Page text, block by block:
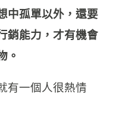
中孤單以外，還要
銷能力，才有機會
。
有一個人很熱情